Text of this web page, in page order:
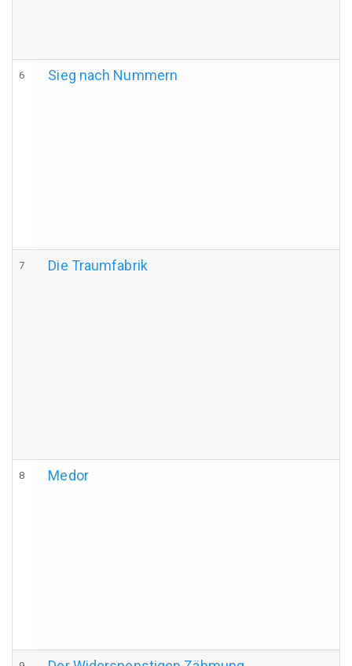
6 Sieg nach Nummern
7 Die Traumfabrik
8 Medor